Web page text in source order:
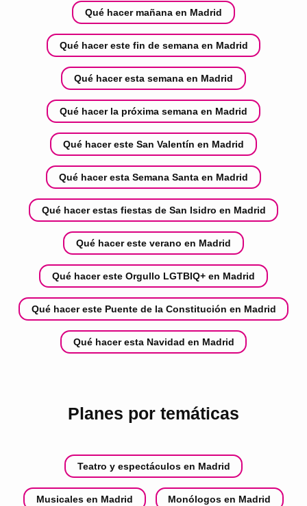
Qué hacer mañana en Madrid
Qué hacer este fin de semana en Madrid
Qué hacer esta semana en Madrid
Qué hacer la próxima semana en Madrid
Qué hacer este San Valentín en Madrid
Qué hacer esta Semana Santa en Madrid
Qué hacer estas fiestas de San Isidro en Madrid
Qué hacer este verano en Madrid
Qué hacer este Orgullo LGTBIQ+ en Madrid
Qué hacer este Puente de la Constitución en Madrid
Qué hacer esta Navidad en Madrid
Planes por temáticas
Teatro y espectáculos en Madrid
Musicales en Madrid Monólogos en Madrid